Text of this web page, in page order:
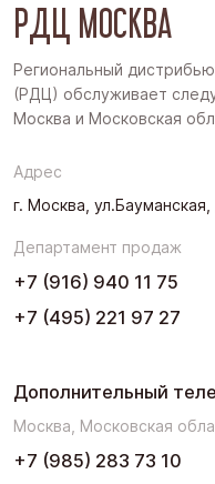
Дальний Восток
Поволжье
Урал
РДЦ МОСКВА
Региональный
(РДЦ) обслуживает
Москва и Московская
Адрес
г. Москва, ул.Бауманская,
Департамент продаж
+7 (916) 940 11 75
+7 (495) 221 97 27
Дополнительный
Москва, Московская
+7 (985) 283 73 10